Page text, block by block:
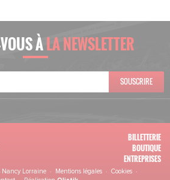
ÀLA NEWSLETTER
SOUSCRIRE
BILLETTERIE
BOUTIQUE
ENTREPRISES
Lorraine · Mentions légales· Cookies·